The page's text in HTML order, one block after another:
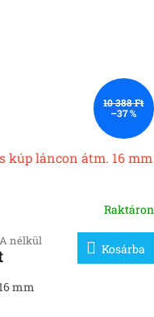
10 388 Ft
–37 %
kúp láncon átm. 16 mm
Raktáron
nélkül
Kosárba
mm